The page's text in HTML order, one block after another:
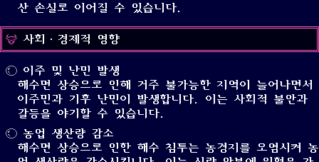
산 손실로 이어질 수 있습니다.
사회·경제적 영향
이주 및 난민 발생
해수면 상승으로 인해 거주 불가능한 지역이 늘어나면서
이주민과 기후 난민이 발생합니다. 이는 사회적 불안과
갈등을 야기할 수 있습니다.
농업 생산량 감소
해수면 상승으로 인한 해수 침투는 농경지를 오염시켜 농